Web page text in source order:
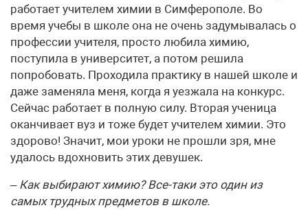
работает учителем химии в Симферополе. Во
время учебы в школе она не очень задумывалась о
профессии учителя, просто любила химию,
поступила в университет, а потом решила
попробовать. Проходила практику в нашей школе и
даже заменяла меня, когда я уезжала на конкурс.
Сейчас работает в полную силу. Вторая ученица
оканчивает вуз и тоже будет учителем химии. Это
здорово! Значит, мои уроки не прошли зря, мне
удалось вдохновить этих девушек.
– Как выбирают химию? Все-таки это один из
самых трудных предметов в школе.